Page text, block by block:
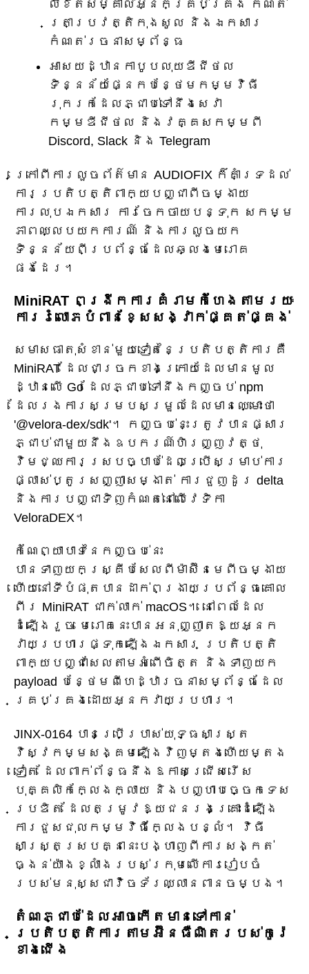
លិខិតសម្គាល់អ្នកគ្រប់គ្រង កំណត់
ត្រាប្រវត្តិកុងសូល និងឯកសារ
កំណត់រចនាសម្ព័ន្ធ
អាសយដ្ឋានកាបូបលុយឌីជីថល
ទិន្នន័យផ្នែកបន្ថែមកម្មវិធី
រុករកដែលភ្ជាប់ទៅនឹងសេវា
កម្មឌីជីថល និងវគ្គសកម្មពី
Discord, Slack និង Telegram
ក្រៅពីការលួចព័ត៌មាន AUDIOFIX ក៏គាំទ្រដល់
ការប្រតិបត្តិពាក្យបញ្ជាពីចម្ងាយ
ការលុបឯកសារ ការចែកចាយបន្ទុក សកម្ម
ភាពឈ្លបយកការណ៍ និងការលួចយក
ទិន្នន័យពីប្រព័ន្ធដែលឆ្លងមេរោគ
ផងដែរ។
MiniRAT ពង្រីកការគំរាមកំហែងតាមរយៈ
ការរំលោភបំពានខ្សែសង្វាក់ផ្គត់ផ្គង់
សមាសធាតុសំខាន់មួយទៀតនៃប្រតិបត្តិការគឺ
MiniRAT ដែលជាច្រកខាងក្រោយដែលមានមូល
ដ្ឋានលើ Go ដែលភ្ជាប់ទៅនឹងកញ្ចប់ npm
ដែលរងការសម្របសម្រួលដែលមានឈ្មោះថា
'@velora-dex/sdk'។ កញ្ចប់នេះត្រូវបានផ្សារ
ភ្ជាប់ជាមួយនឹងឧបករណ៍ហិរញ្ញវត្ថុ
វិមជ្ឈការស្របច្បាប់ដែលប្រើសម្រាប់ការ
ផ្លាស់ប្តូរសញ្ញាសម្ងាត់ ការជួញដូរ delta
និងការបញ្ជាទិញកំណត់នៅលើវេទិកា
VeloraDEX។
កំណែព្យាបាទនៃកញ្ចប់នេះ
បានទាញយកស្គ្រីបសែលពីម៉ាស៊ីនមេពីចម្ងាយ
ហើយនៅទីបំផុតបានដាក់ពង្រាយប្រព័ន្ធគោល
ពីរ MiniRAT ជាក់លាក់ macOS។ នៅពេលដែល
ដំឡើងរួច មេរោគនេះបានអនុញ្ញាតឱ្យអ្នក
វាយប្រហារផ្ទុកឡើងឯកសារ ប្រតិបត្តិ
ពាក្យបញ្ជាសែលតាមអំពើចិត្ត និងទាញយក
payload បន្ថែមពីហេដ្ឋារចនាសម្ព័ន្ធដែល
គ្រប់គ្រងដោយអ្នកវាយប្រហារ។
JINX-0164 បានប្រើប្រាស់យុទ្ធសាស្ត្រ
វិស្វកម្មសង្គមឡើងវិញម្តងហើយម្តង
ទៀត ដែលពាក់ព័ន្ធនឹងឱកាសជ្រើសរើស
បុគ្គលិកក្លែងក្លាយ និងបញ្ហាបច្ចេកទេស
ប្រឌិត ដែលតម្រូវឱ្យជនរងគ្រោះដំឡើង
ការជួសជុលកម្មវិធីក្លែងបន្លំ។ វិធី
សាស្រ្តស្របគ្នានេះបង្ហាញពីការសង្កត់
ធ្ងន់យ៉ាងខ្លាំងរបស់ក្រុមលើការរៀបចំ
របស់មនុស្សជាវ៉ិចទ័រឈ្លានពានចម្បង។
តំណភ្ជាប់ដែលអាចកើតមានទៅកាន់
ប្រតិបត្តិការតាមអ៊ីនធឺណិតរបស់កូរ៉េ
ខាងជើង